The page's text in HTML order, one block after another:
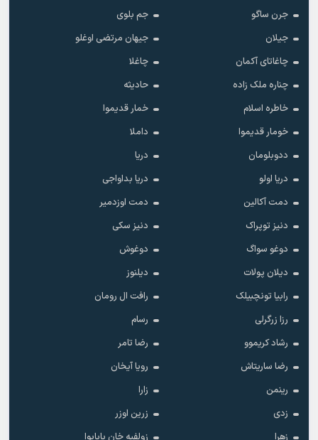
جرن ساگو
جم بلوی
جیلان
جیهان مرتضی اوغلو
چاغاتای آکمان
چاغلا
چناره ملک زاده
حادیثه
خاطره اسلام
خمار قدیموا
خومار قدیموا
داملا
ددوبلومان
دریا
دریا اولو
دریا بداواجی
دمت آکالین
دمت اوزدمیر
دنیز توپراک
دنیز سکی
دوغو سواگ
دوغوش
دیلان پولات
دیلنوز
رابیا تونچبیلک
رافت ال رومان
رزا زرگرلی
رسام
رشاد کریموو
رضا تامر
رضا ساریتاش
رویا آیخان
رینمن
زارا
زدی
زرین اوزر